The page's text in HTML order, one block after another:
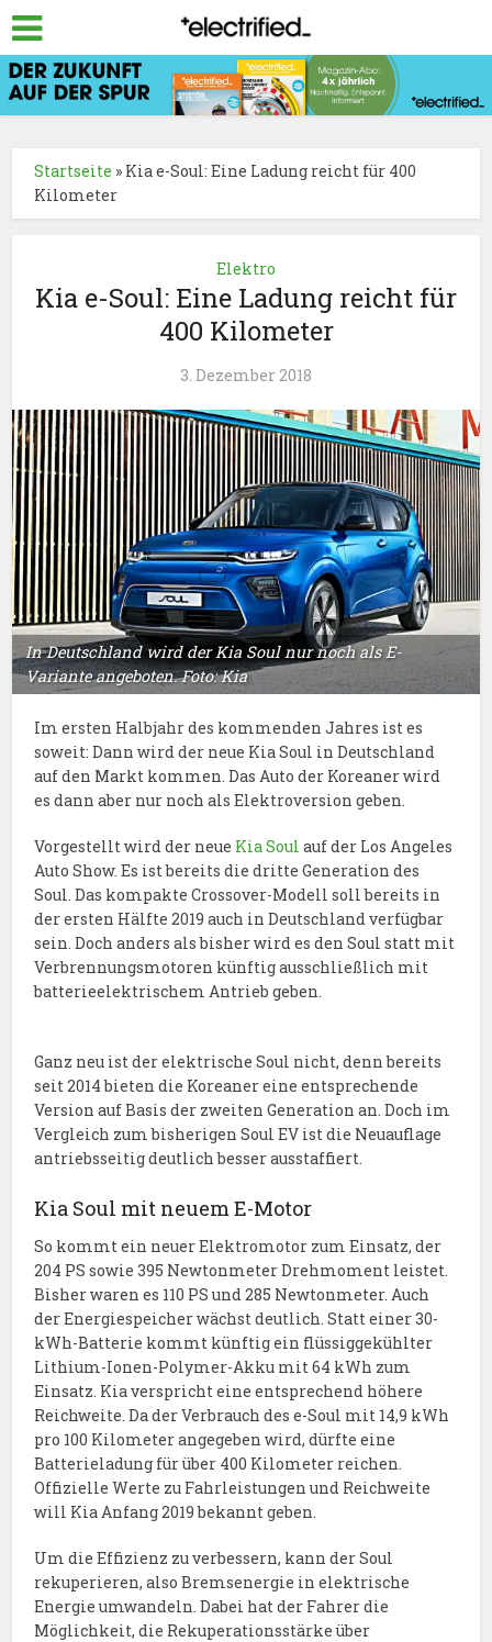
Startseite » Kia e-Soul: Eine Ladung reicht für 400
Kilometer
Elektro
Kia e-Soul: Eine Ladung reicht für
400 Kilometer
3. Dezember 2018
In Deutschland wird der Kia Soul nur noch als E-
Variante angeboten. Foto: Kia
Im ersten Halbjahr des kommenden Jahres ist es
soweit: Dann wird der neue Kia Soul in Deutschland
auf den Markt kommen. Das Auto der Koreaner wird
es dann aber nur noch als Elektroversion geben.
Vorgestellt wird der neue Kia Soul auf der Los Angeles
Auto Show. Es ist bereits die dritte Generation des
Soul. Das kompakte Crossover-Modell soll bereits in
der ersten Hälfte 2019 auch in Deutschland verfügbar
sein. Doch anders als bisher wird es den Soul statt mit
Verbrennungsmotoren künftig ausschließlich mit
batterieelektrischem Antrieb geben.
Ganz neu ist der elektrische Soul nicht, denn bereits
seit 2014 bieten die Koreaner eine entsprechende
Version auf Basis der zweiten Generation an. Doch im
Vergleich zum bisherigen Soul EV ist die Neuauflage
antriebsseitig deutlich besser ausstaffiert.
Kia Soul mit neuem E-Motor
So kommt ein neuer Elektromotor zum Einsatz, der
204 PS sowie 395 Newtonmeter Drehmoment leistet.
Bisher waren es 110 PS und 285 Newtonmeter. Auch
der Energiespeicher wächst deutlich. Statt einer 30-
kWh-Batterie kommt künftig ein flüssiggekühlter
Lithium-Ionen-Polymer-Akku mit 64 kWh zum
Einsatz. Kia verspricht eine entsprechend höhere
Reichweite. Da der Verbrauch des e-Soul mit 14,9 kWh
pro 100 Kilometer angegeben wird, dürfte eine
Batterieladung für über 400 Kilometer reichen.
Offizielle Werte zu Fahrleistungen und Reichweite
will Kia Anfang 2019 bekannt geben.
Um die Effizienz zu verbessern, kann der Soul
rekuperieren, also Bremsenergie in elektrische
Energie umwandeln. Dabei hat der Fahrer die
Möglichkeit, die Rekuperationsstärke über